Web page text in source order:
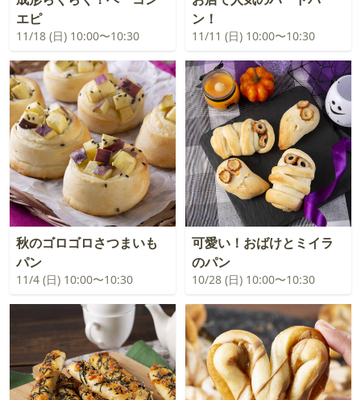
エピ
11/18 (日) 10:00〜10:30
ン！
11/11 (日) 10:00〜10:30
秋のゴロゴロさつまいも
パン
11/4 (日) 10:00〜10:30
可愛い！おばけとミイラ
のパン
10/28 (日) 10:00〜10:30